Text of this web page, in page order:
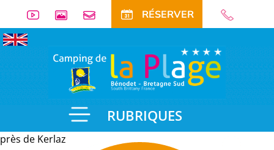
RÉSERVER
RUBRIQUES
près de Kerlaz